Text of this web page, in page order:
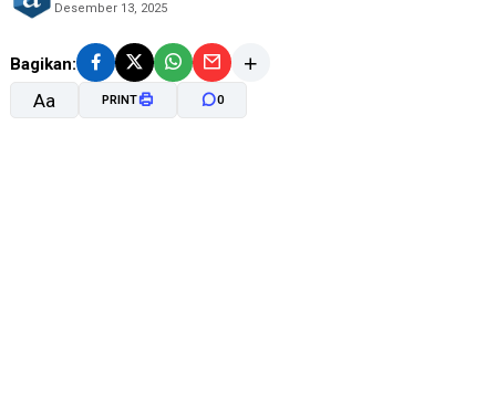
Desember 13, 2025
Bagikan:
Aa PRINT 0